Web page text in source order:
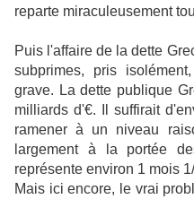
reparte miraculeusement
Puis l'affaire de la dette
subprimes, pris
grave. La dette publique
milliards d'€. Il suffirait
ramener à un niveau
largement à la portée
représente environ 1 mois
Mais ici encore, le vrai